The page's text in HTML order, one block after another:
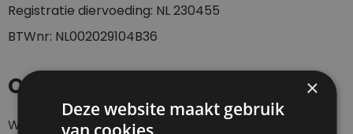
Registratie diervoeding: NL 230455
BTWnr: NL002029104B36
Openingstijden
Webshop 24/7
×
Deze website maakt gebruik